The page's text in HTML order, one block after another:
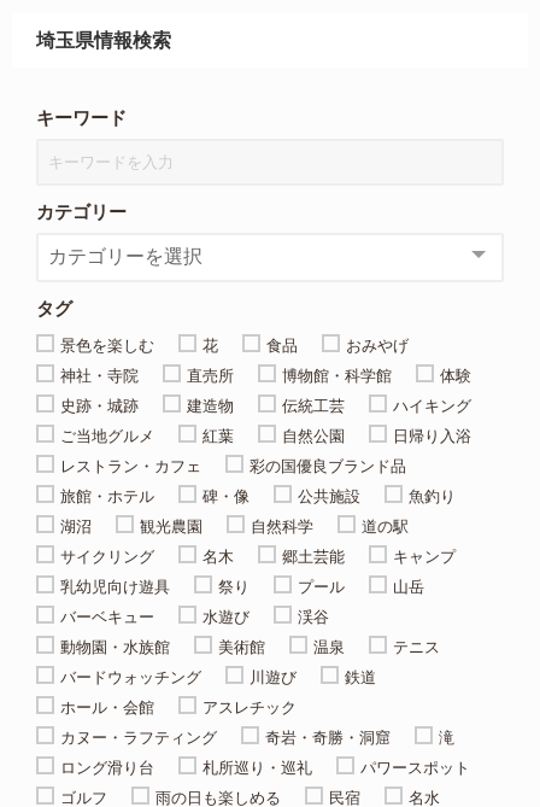
埼玉県情報検索
キーワード
カテゴリー
タグ
景色を楽しむ 花 食品
おみやげ
神社・寺院
直売所 博物館・科学館
体験
史跡・城跡
建造物 伝統工芸
ハイキング
ご当地グルメ
紅葉 自然公園
日帰り入浴
レストラン・カフェ
彩の国優良ブランド品
旅館・ホテル
碑・像 公共施設
魚釣り
湖沼
観光農園 自然科学
道の駅
サイクリング
名木 郷土芸能
キャンプ
乳幼児向け遊具
祭り プール
山岳
バーベキュー
水遊び
渓谷
動物園・水族館
美術館 温泉
テニス
バードウォッチング
川遊び
鉄道
ホール・会館
アスレチック
カヌー・ラフティング
奇岩・奇勝・洞窟
滝
ロング滑り台
札所巡り・巡礼
パワースポット
ゴルフ
雨の日も楽しめる 民宿
名水